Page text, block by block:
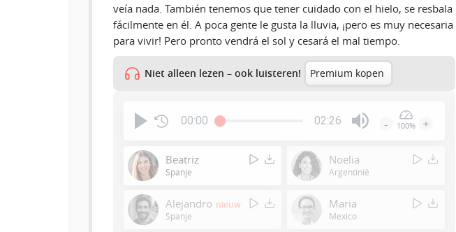
veía nada. También tenemos que tener cuidado con el hielo, se resbala
fácilmente en él. A poca gente le gusta la lluvia, ¡pero es muy necesaria
para vivir! Pero pronto vendrá el sol y cesará el mal tiempo.
Niet alleen lezen – ook luisteren! Premium kopen
00:00 02:26
or
to
show
- 100% +
Beatriz
Spanje
Noelia
Argentinië
Alejandro nieuw
Spanje
Maria
Mexico